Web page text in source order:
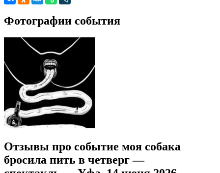
Фотографии события
Отзывы про событие моя собака
бросила пить в четверг —